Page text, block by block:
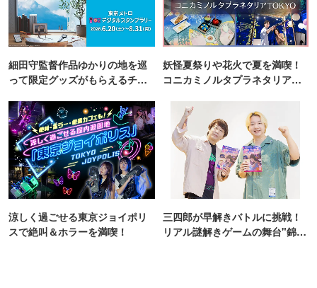
細田守監督作品ゆかりの地を巡
って限定グッズがもらえるチャ
妖怪夏祭りや花火で夏を満喫！
コニカミノルタプラネタリア
涼しく過ごせる東京ジョイポリ
スで絶叫＆ホラーを満喫！
三四郎が早解きバトルに挑戦！
リアル謎解きゲームの舞台"錦糸